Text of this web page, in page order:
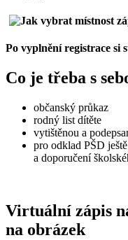
Po vyplnění registrace si
Co je třeba s
občanský průkaz
rodný list dítěte
vytištěnou a
pro odklad PŠD
a doporučení
Virtuální zápis
na obrázek